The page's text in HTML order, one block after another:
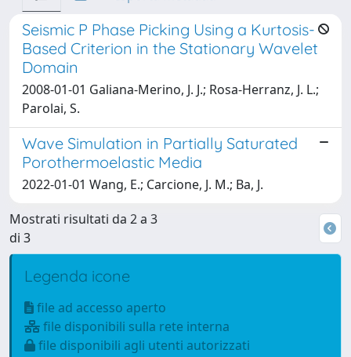
Seismic P Phase Picking Using a Kurtosis-
Based Criterion in the Stationary Wavelet
Domain
2008-01-01 Galiana-Merino, J. J.; Rosa-Herranz, J. L.;
Parolai, S.
Wave Simulation in Partially Saturated
Porothermoelastic Media
2022-01-01 Wang, E.; Carcione, J. M.; Ba, J.
Mostrati risultati da 2 a 3
di 3
Legenda icone
file ad accesso aperto
file disponibili sulla rete interna
file disponibili agli utenti autorizzati